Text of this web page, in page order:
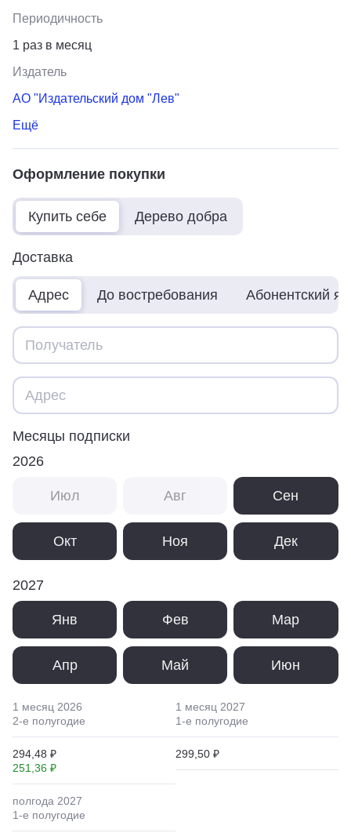
Периодичность
1 раз в месяц
Издатель
АО "Издательский дом "Лев"
Ещё
Оформление покупки
Купить себе Дерево добра
Доставка
Адрес До востребования Абонентский
Месяцы подписки
2026
Июл Авг Сен
Окт Ноя Дек
2027
Янв Фев Мар
Апр Май Июн
1 месяц 2026
2-е полугодие
294,48 ₽
251,36 ₽
1 месяц 2027
1-е полугодие
299,50 ₽
полгода 2027
1-е полугодие